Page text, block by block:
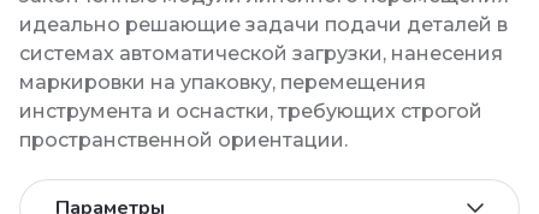
идеально решающие задачи подачи деталей в
системах автоматической загрузки, нанесения
маркировки на упаковку, перемещения
инструмента и оснастки, требующих строгой
пространственной ориентации.
Параметры